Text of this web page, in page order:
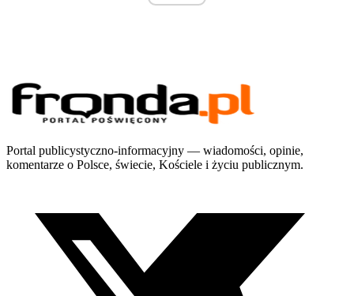
Portal publicystyczno-informacyjny — wiadomości, opinie,
komentarze o Polsce, świecie, Kościele i życiu publicznym.